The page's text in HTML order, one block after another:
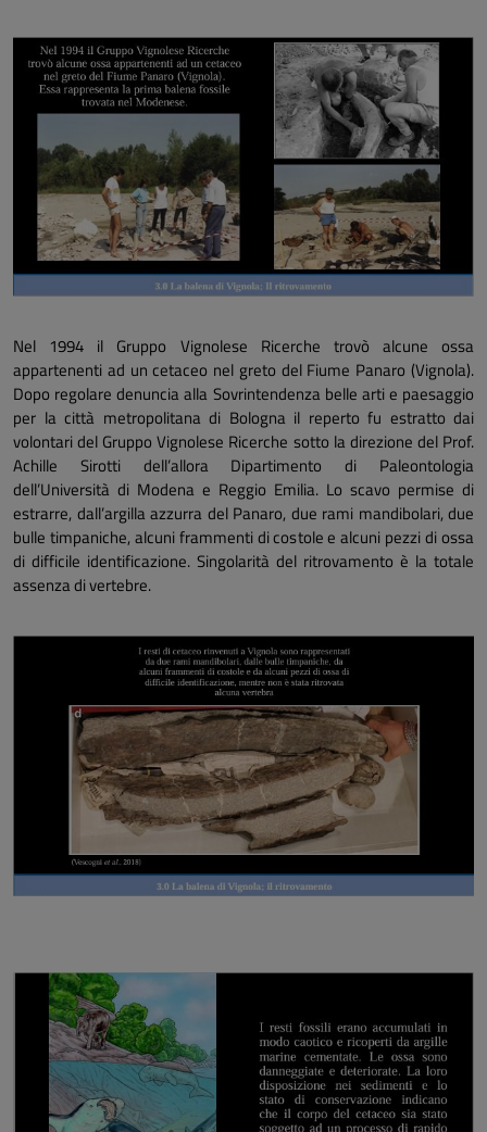
Nel 1994 il Gruppo Vignolese Ricerche trovò alcune ossa
appartenenti ad un cetaceo nel greto del Fiume Panaro (Vignola).
Dopo regolare denuncia alla Sovrintendenza belle arti e paesaggio
per la città metropolitana di Bologna il reperto fu estratto dai
volontari del Gruppo Vignolese Ricerche sotto la direzione del Prof.
Achille Sirotti dell’allora Dipartimento di Paleontologia
dell’Università di Modena e Reggio Emilia. Lo scavo permise di
estrarre, dall’argilla azzurra del Panaro, due rami mandibolari, due
bulle timpaniche, alcuni frammenti di costole e alcuni pezzi di ossa
di difficile identificazione. Singolarità del ritrovamento è la totale
assenza di vertebre.